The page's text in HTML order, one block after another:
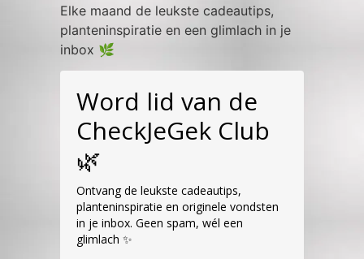
Elke maand de leukste cadeautips,
planteninspiratie en een glimlach in je
inbox 🌿
Word lid van de
CheckJeGek Club
🌿
Ontvang de leukste cadeautips,
planteninspiratie en originele vondsten
in je inbox. Geen spam, wél een
glimlach ✨